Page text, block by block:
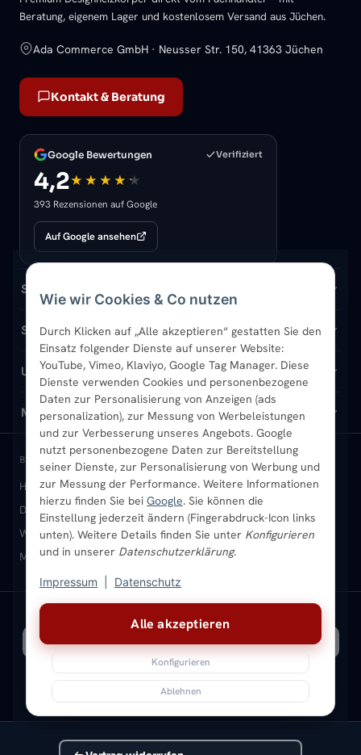
Alle akzeptieren
Konfigurieren
Ablehnen
Wie wir Cookies & Co nutzen
Durch Klicken auf „Alle akzeptieren“ gestatten Sie den
Einsatz folgender Dienste auf unserer Website:
YouTube, Vimeo, Klaviyo, Google Tag Manager. Diese
Dienste verwenden Cookies und personenbezogene
Daten zur Personalisierung von Anzeigen (ads
personalization), zur Messung von Werbeleistungen
und zur Verbesserung unseres Angebots. Google
nutzt personenbezogene Daten zur Bereitstellung
seiner Dienste, zur Personalisierung von Werbung und
zur Messung der Performance. Weitere Informationen
hierzu finden Sie bei Google. Sie können die
Einstellung jederzeit ändern (Fingerabdruck-Icon links
unten). Weitere Details finden Sie unter Konfigurieren
und in unserer Datenschutzerklärung.
Impressum Datenschutz
Beratung, eigenem Lager und kostenlosem Versand aus Jüchen.
Ada Commerce GmbH · Neusser Str. 150, 41363 Jüchen
Kontakt & Beratung
Google Bewertungen Verifiziert
4,2
393 Rezensionen auf Google
Auf Google ansehen
SORTIMENT
Badheizkörper
Handtuchheizkörper
Design-Heizkörper
Paneelheizkörper
Vertikal-Heizkörper
Heizkörper-Zubehör
SERVICE & HILFE
Hilfe & Kontakt
Versand & Lieferung
Rückgabe & Widerruf
Garantie & Gewährleistung
Montageservice vor Ort
Sendung verfolgen
UNTERNEHMEN
Wir über uns
Standort & Abholung Jüchen
B2B-Kunden
Karriere
Bestpreisgarantie
MEIN KONTO
Anmelden / Mein Konto
Merkliste
Newsletter
Aktuelle Angebote
BELIEBTE KATEGORIEN
Heizkörper kaufen BadheizkörperHandtuchheizkörper
Design-Heizkörper PaneelheizkörperVertikal-Heizkörper
WandheizkörperWohnraum-HeizkörperBadheizkörper Schwarz
Mischbetrieb-HeizkörperHeizkörper-Zubehör
SICHERE ZAHLUNG